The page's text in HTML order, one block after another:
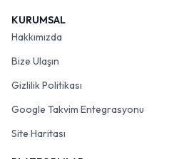
KURUMSAL
Hakkımızda
Bize Ulaşın
Gizlilik Politikası
Google Takvim Entegrasyonu
Site Haritası